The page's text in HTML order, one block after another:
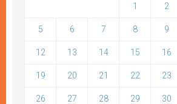
1 2
5 6 7 8 9
12 13 14 15 16
19 20 21 22 23
26 27 28 29 30